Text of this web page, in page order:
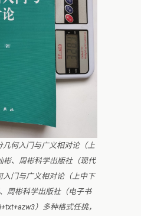
几何入门与广义相对论（上
彬、周彬科学出版社（现代
入门与广义相对论（上中下
周彬科学出版社（电子书
）多种格式任挑，